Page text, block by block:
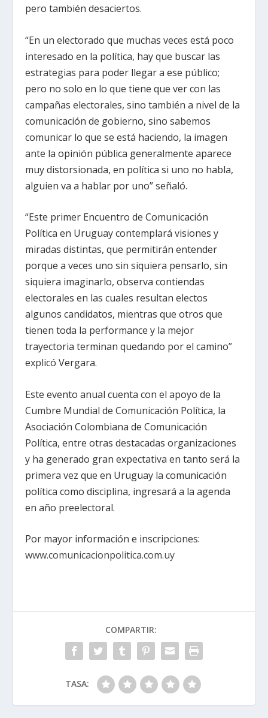
pero también desaciertos.
“En un electorado que muchas veces está poco
interesado en la política, hay que buscar las
estrategias para poder llegar a ese público;
pero no solo en lo que tiene que ver con las
campañas electorales, sino también a nivel de la
comunicación de gobierno, sino sabemos
comunicar lo que se está haciendo, la imagen
ante la opinión pública generalmente aparece
muy distorsionada, en política si uno no habla,
alguien va a hablar por uno” señaló.
“Este primer Encuentro de Comunicación
Política en Uruguay contemplará visiones y
miradas distintas, que permitirán entender
porque a veces uno sin siquiera pensarlo, sin
siquiera imaginarlo, observa contiendas
electorales en las cuales resultan electos
algunos candidatos, mientras que otros que
tienen toda la performance y la mejor
trayectoria terminan quedando por el camino”
explicó Vergara.
Este evento anual cuenta con el apoyo de la
Cumbre Mundial de Comunicación Política, la
Asociación Colombiana de Comunicación
Política, entre otras destacadas organizaciones
y ha generado gran expectativa en tanto será la
primera vez que en Uruguay la comunicación
política como disciplina, ingresará a la agenda
en año preelectoral.
Por mayor información e inscripciones:
www.comunicacionpolitica.com.uy
COMPARTIR:
TASA: